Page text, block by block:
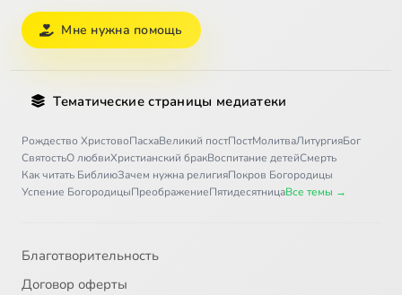
Мне нужна помощь
Тематические страницы медиатеки
Рождество ХристовоПасхаВеликий постПостМолитваЛитургияБог
СвятостьО любвиХристианский бракВоспитание детейСмерть
Как читать БиблиюЗачем нужна религияПокров Богородицы
Успение БогородицыПреображениеПятидесятницаВсе темы →
Благотворительность
Договор оферты